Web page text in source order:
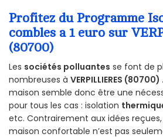
Profitez du Programme
combles a 1 euro sur
(80700)
Les sociétés polluantes se font de
nombreuses à VERPILLIERES (80700)
maison semble donc être une
pour tous les cas : isolation
etc. Contrairement aux idées
maison confortable n’est pas